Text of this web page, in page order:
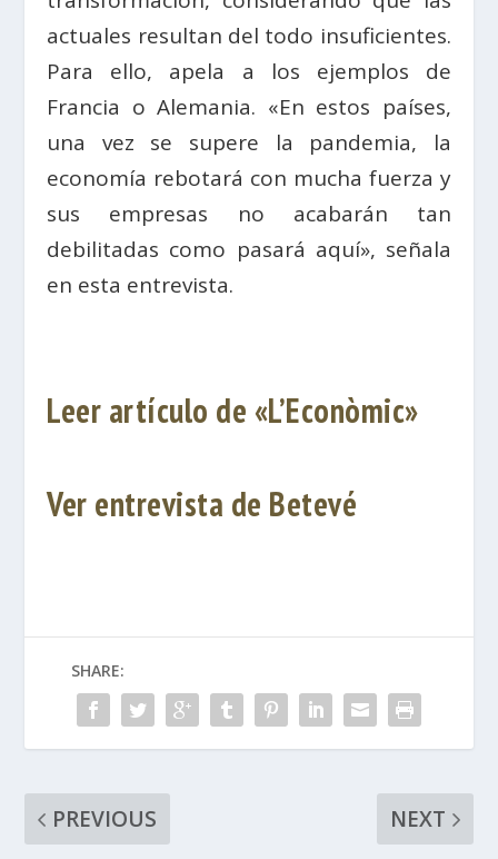
actuales resultan del todo insuficientes.
Para ello, apela a los ejemplos de
Francia o Alemania. «En estos países,
una vez se supere la pandemia, la
economía rebotará con mucha fuerza y
sus empresas no acabarán tan
debilitadas como pasará aquí», señala
en esta entrevista.
Leer artículo de «L’Econòmic»
Ver entrevista de Betevé
SHARE:
PREVIOUS
NEXT